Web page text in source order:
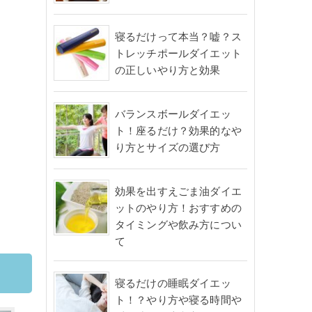
寝るだけって本当？嘘？ス
トレッチポールダイエット
の正しいやり方と効果
バランスボールダイエッ
ト！座るだけ？効果的なや
り方とサイズの選び方
効果を出すえごま油ダイエ
ットのやり方！おすすめの
タイミングや飲み方につい
て
寝るだけの睡眠ダイエッ
ト！？やり方や寝る時間や